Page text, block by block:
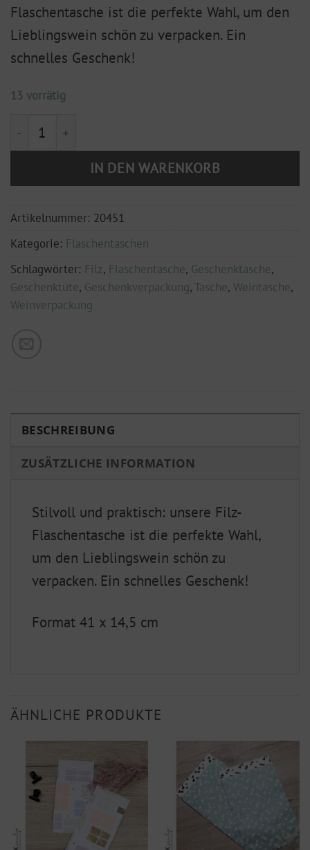
Flaschentasche ist die perfekte Wahl, um den
Lieblingswein schön zu verpacken. Ein
schnelles Geschenk!
13 vorrätig
Flaschentasche Filz "Ein guter Wein darf immer sein"
IN DEN WARENKORB
Artikelnummer: 20451
Kategorie: Flaschentaschen
Schlagwörter: Filz, Flaschentasche, Geschenktasche,
Geschenktüte, Geschenkverpackung, Tasche, Weintasche,
Weinverpackung
BESCHREIBUNG
ZUSÄTZLICHE INFORMATION
Stilvoll und praktisch: unsere Filz-
Flaschentasche ist die perfekte Wahl,
um den Lieblingswein schön zu
verpacken. Ein schnelles Geschenk!
Format 41 x 14,5 cm
ÄHNLICHE PRODUKTE